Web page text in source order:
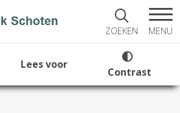
ZOEKEN MENU
Lees voor
Contrast